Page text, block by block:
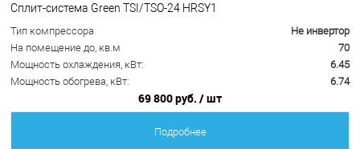
Сплит-система Green TSI/TSO-24 HRSY1
Тип компрессора
Не инвертор
На помещение до, кв.м
70
Мощность охлаждения, кВт:
6.45
Мощность обогрева, кВт:
6.74
69 800 руб. / шт
Подробнее